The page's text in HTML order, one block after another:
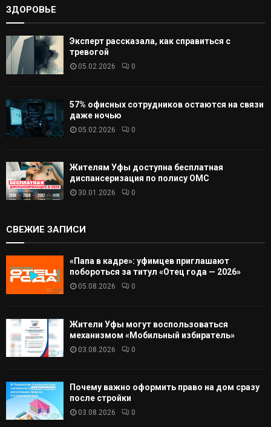
ЗДОРОВЬЕ
Эксперт рассказала, как справиться с
тревогой
05.02.2026 0
57% офисных сотрудников остаются на связи
даже ночью
05.02.2026 0
Жителям Уфы доступна бесплатная
диспансеризация по полису ОМС
30.01.2026 0
СВЕЖИЕ ЗАПИСИ
«Папа в кадре»: уфимцев приглашают
побороться за титул «Отец года — 2026»
05.08.2026 0
Жители Уфы могут воспользоваться
механизмом «Мобильный избиратель»
03.08.2026 0
Почему важно оформить право на дом сразу
после стройки
03.08.2026 0